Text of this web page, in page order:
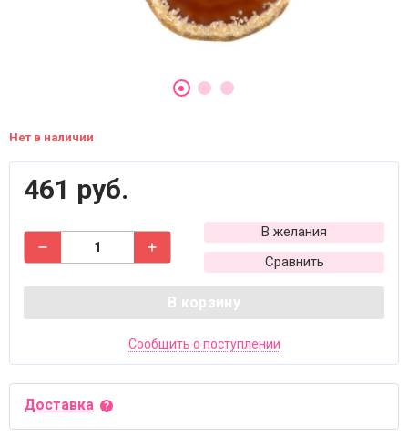
Нет в наличии
461 руб.
В желания
Сравнить
В корзину
Сообщить о поступлении
Доставка